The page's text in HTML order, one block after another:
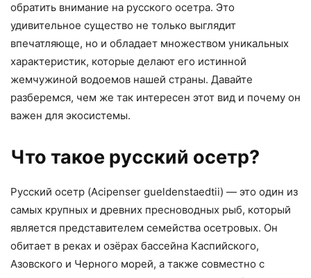
обратить внимание на русского осетра. Это
удивительное существо не только выглядит
впечатляюще, но и обладает множеством уникальных
характеристик, которые делают его истинной
жемчужиной водоемов нашей страны. Давайте
разберемся, чем же так интересен этот вид и почему он
важен для экосистемы.
Что такое русский осетр?
Русский осетр (Acipenser gueldenstaedtii) — это один из
самых крупных и древних пресноводных рыб, который
является представителем семейства осетровых. Он
обитает в реках и озёрах бассейна Каспийского,
Азовского и Черного морей, а также совместно с